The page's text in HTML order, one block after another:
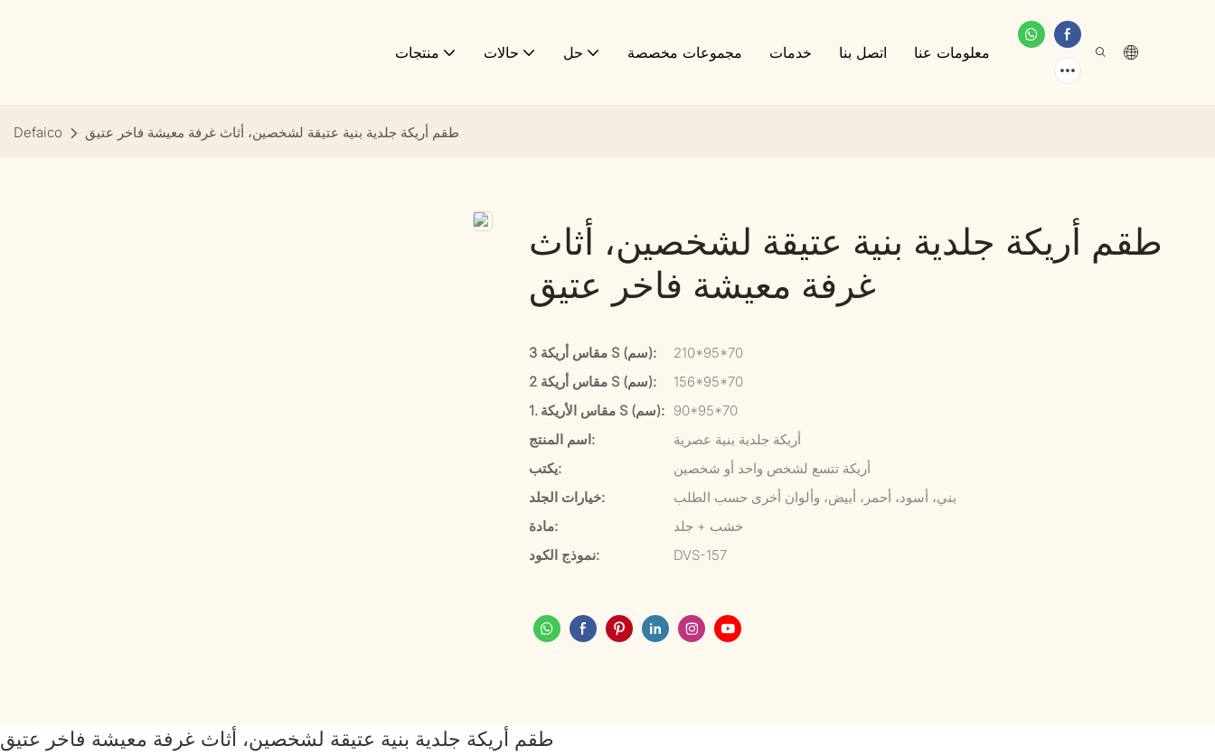
منتجات حالات حل مجموعات مخصصة خدمات اتصل بنا معلومات عنا
Defaico طقم أريكة جلدية بنية عتيقة لشخصين، أثاث غرفة معيشة فاخر عتيق
طقم أريكة جلدية بنية عتيقة لشخصين، أثاث
غرفة معيشة فاخر عتيق
مقاس أريكة 3 S (سم):
210*95*70
مقاس أريكة 2 S (سم):
156*95*70
1. مقاس الأريكة S (سم): 90*95*70
اسم المنتج:
أريكة جلدية بنية عصرية
يكتب:
أريكة تتسع لشخص واحد أو شخصين
خيارات الجلد:
بني، أسود، أحمر، أبيض، وألوان أخرى حسب الطلب
مادة:
خشب + جلد
نموذج الكود:
DVS-157
طقم أريكة جلدية بنية عتيقة لشخصين، أثاث غرفة معيشة فاخر عتيق